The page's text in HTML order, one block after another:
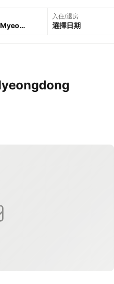
入住/退房
選擇日期